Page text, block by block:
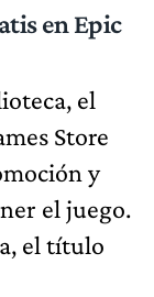
en Epic
el
Store
y
el juego.
el título